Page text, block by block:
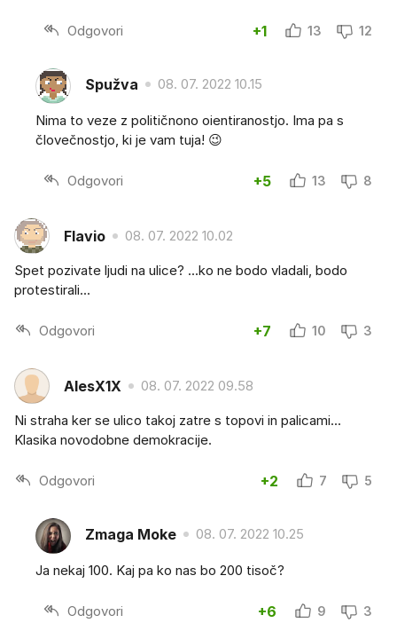
Odgovori +1 13 12
Spužva 08. 07. 2022 10.15
Nima to veze z političnono oientiranostjo. Ima pa s
človečnostjo, ki je vam tuja! 😉
Odgovori +5 13 8
Flavio 08. 07. 2022 10.02
Spet pozivate ljudi na ulice? ...ko ne bodo vladali, bodo
protestirali...
Odgovori +7 10 3
AlesX1X 08. 07. 2022 09.58
Ni straha ker se ulico takoj zatre s topovi in palicami...
Klasika novodobne demokracije.
Odgovori +2 7 5
Zmaga Moke 08. 07. 2022 10.25
Ja nekaj 100. Kaj pa ko nas bo 200 tisoč?
Odgovori +6 9 3